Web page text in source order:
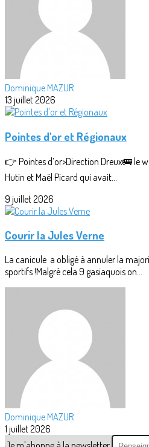
Dominique MAZUR
13 juillet 2026
Pointes d'or et Régionaux
👉 Pointes d’or>Direction Dreux🚌 le
Hutin et Maël Picard qui avait...
9 juillet 2026
Courir la Jules Verne
La canicule a obligé à annuler la
sportifs !Malgrè cela 9 gasiaquois on...
Dominique MAZUR
1 juillet 2026